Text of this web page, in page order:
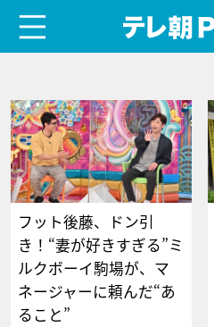
フット後藤、ドン引
き！“妻が好きすぎる”ミ
ルクボーイ駒場が、マ
ネージャーに頼んだ“あ
ること”